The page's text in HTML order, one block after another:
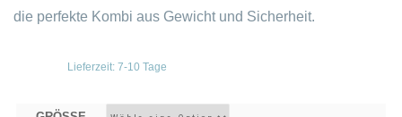
die perfekte Kombi aus Gewicht und Sicherheit.
Lieferzeit: 7-10 Tage